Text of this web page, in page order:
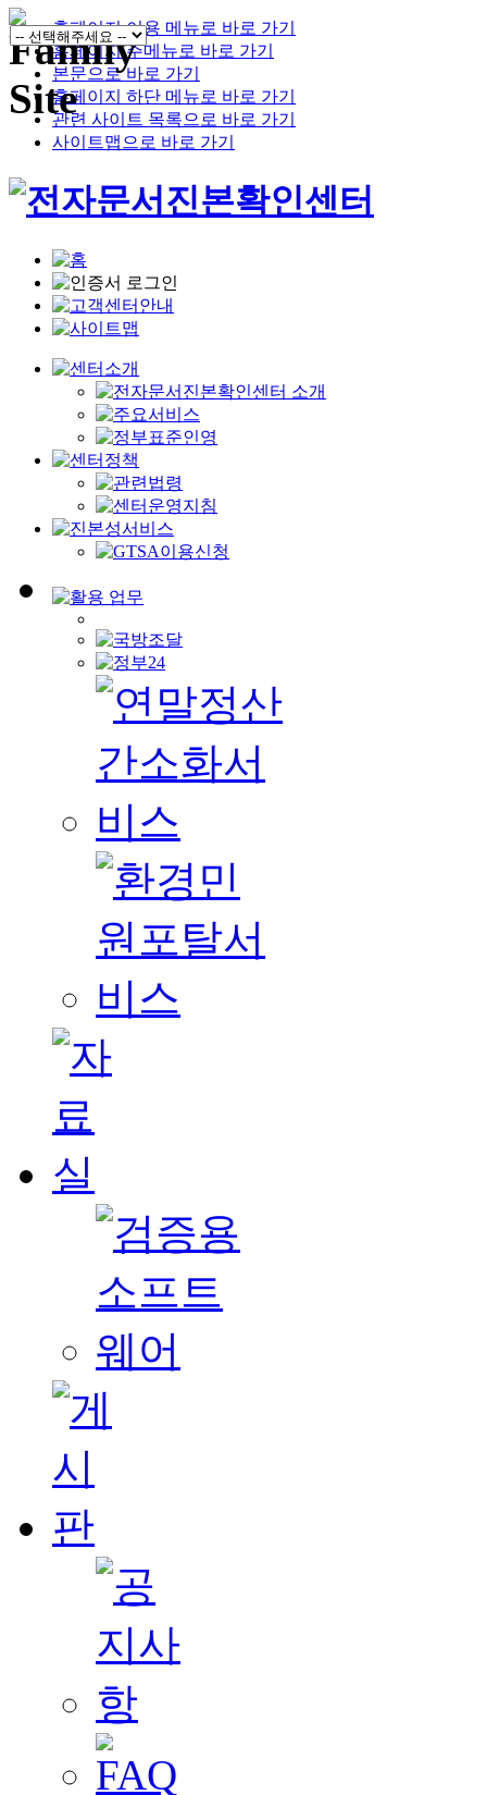
홈페이지 이용 메뉴로 바로 가기
홈페이지 주메뉴로 바로 가기
본문으로 바로 가기
홈페이지 하단 메뉴로 바로 가기
관련 사이트 목록으로 바로 가기
사이트맵으로 바로 가기